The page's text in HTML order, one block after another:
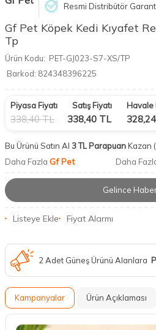
Resmi Distribütör
Gf Pet Köpek Kedi Kıyafet
Tp
Ürün Kodu: PET-GJ023-S7-XS/TP
Barkod: 824348396225
Piyasa Fiyatı
338,40TL
Satış Fiyatı
338,40 TL
Havale
328,24
Bu Ürünü Satın Al 3 TL ParapuanKazan
Daha Fazla Gf Pet Daha
Gelince
Listeye Ekle Fiyat Alarmı
2 Adet Güneş Ürünü Alanlara
Kampanyalar Ürün Açıklaması